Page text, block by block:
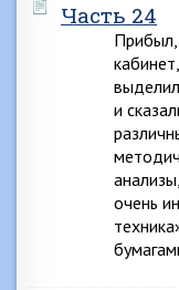
Часть 24
Прибыл,
и
очень